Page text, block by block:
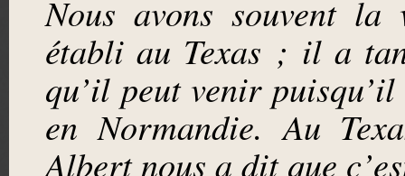
Nous avons souvent
établi au Texas ; il a
qu’il peut venir
en Normandie. Au
Albert nous a dit que